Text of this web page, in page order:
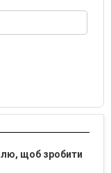
щоб зробити